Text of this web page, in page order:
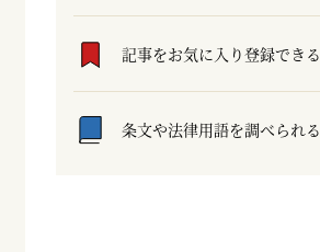
記事をお気に入り登録できる
条文や法律用語を調べられる